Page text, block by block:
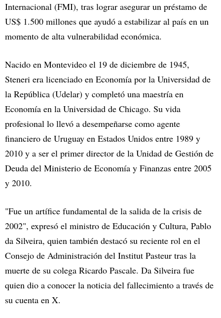
Internacional (FMI), tras lograr asegurar un préstamo de
US$ 1.500 millones que ayudó a estabilizar al país en un
momento de alta vulnerabilidad económica.
Nacido en Montevideo el 19 de diciembre de 1945,
Steneri era licenciado en Economía por la Universidad de
la República (Udelar) y completó una maestría en
Economía en la Universidad de Chicago. Su vida
profesional lo llevó a desempeñarse como agente
financiero de Uruguay en Estados Unidos entre 1989 y
2010 y a ser el primer director de la Unidad de Gestión de
Deuda del Ministerio de Economía y Finanzas entre 2005
y 2010.
"Fue un artífice fundamental de la salida de la crisis de
2002", expresó el ministro de Educación y Cultura, Pablo
da Silveira, quien también destacó su reciente rol en el
Consejo de Administración del Institut Pasteur tras la
muerte de su colega Ricardo Pascale. Da Silveira fue
quien dio a conocer la noticia del fallecimiento a través de
su cuenta en X.